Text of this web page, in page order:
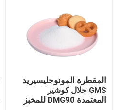
منتجات
المقطرة المونوجليسيريد
GMS حلال كوشير
المعتمدة DMG90 للمخبز